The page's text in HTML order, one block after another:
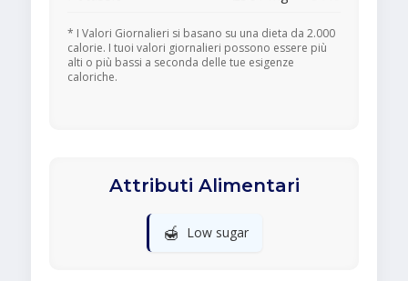
* I Valori Giornalieri si basano su una dieta da 2.000
calorie. I tuoi valori giornalieri possono essere più
alti o più bassi a seconda delle tue esigenze
caloriche.
Attributi Alimentari
🍯 Low sugar